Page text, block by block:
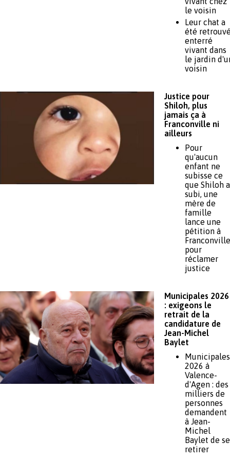
le voisin
Leur chat a
été
enterré
vivant dans
le jardin
voisin
Justice pour
Shiloh, plus
jamais ça à
Franconville ni
ailleurs
Pour
qu'aucun
enfant ne
subisse ce
que Shiloh a
subi, une
mère de
famille
lance une
pétition à
Franconville
pour
réclamer
justice
Municipales 2026
: exigeons le
retrait de la
candidature de
Jean-Michel
Baylet
Municipales
2026 à
Valence-
d'Agen : des
milliers de
personnes
demandent
à Jean-
Michel
Baylet de se
retirer